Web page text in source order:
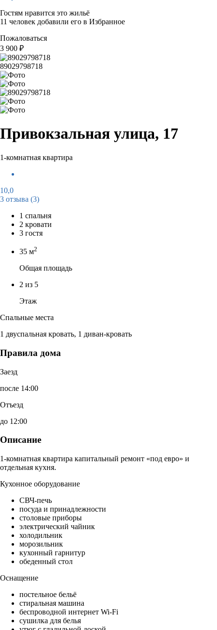
Гостям нравится это жильё
11 человек добавили его в Избранное
Пожаловаться
3 900 ₽
89029798718
Привокзальная улица, 17
1-комнатная квартира
10,0
3 отзыва (3)
1 спальня
2 кровати
3 гостя
35 м2
Общая площадь
2 из 5
Этаж
Спальные места
1 двуспальная кровать, 1 диван-кровать
Правила дома
Заезд
после 14:00
Отъезд
до 12:00
Описание
1-комнатная квартира капитальный ремонт «под евро» и
отдельная кухня.
Кухонное оборудование
СВЧ-печь
посуда и принадлежности
столовые приборы
электрический чайник
холодильник
морозильник
кухонный гарнитур
обеденный стол
Оснащение
постельное бельё
стиральная машина
беспроводной интернет Wi-Fi
сушилка для белья